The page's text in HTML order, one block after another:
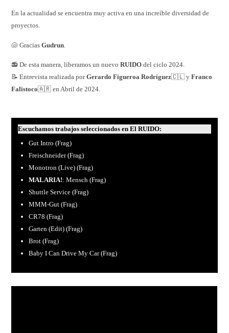
En la actualidad se encuentra muy activa en una increíble diversidad de
proyectos.
🐚 GraciasGudrun
📻 De esta manera, liberamos un nuevoRUIDO del ciclo 2024.
📝 Entrevista realizada porGerardo Figueroa Rodríguez🇨🇱 yFranco
Falistoco🇦🇷 en Abril de 2024.
Escuchamos trabajos seleccionados en El RUIDO:
Gut Intro (Frag)
Freischneider (Frag)
Monotron (Live) (Frag)
MALARIA!: Mensch (Frag)
Shuttle Service (Frag)
MMM-Gut (Frag)
CR78 (Frag)
Garten (Edit) (Frag)
Brot (Frag)
Baby I Can Drive My Car (Frag)